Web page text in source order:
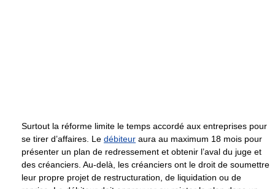
Surtout la réforme limite le temps accordé aux entreprises pour
se tirer d’affaires. Le débiteur aura au maximum 18 mois pour
présenter un plan de redressement et obtenir l’aval du juge et
des créanciers. Au-delà, les créanciers ont le droit de soumettre
leur propre projet de restructuration, de liquidation ou de